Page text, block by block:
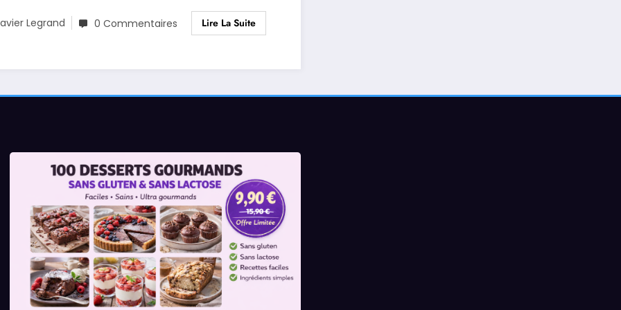
Legrand 0 Commentaires Lire La Suite